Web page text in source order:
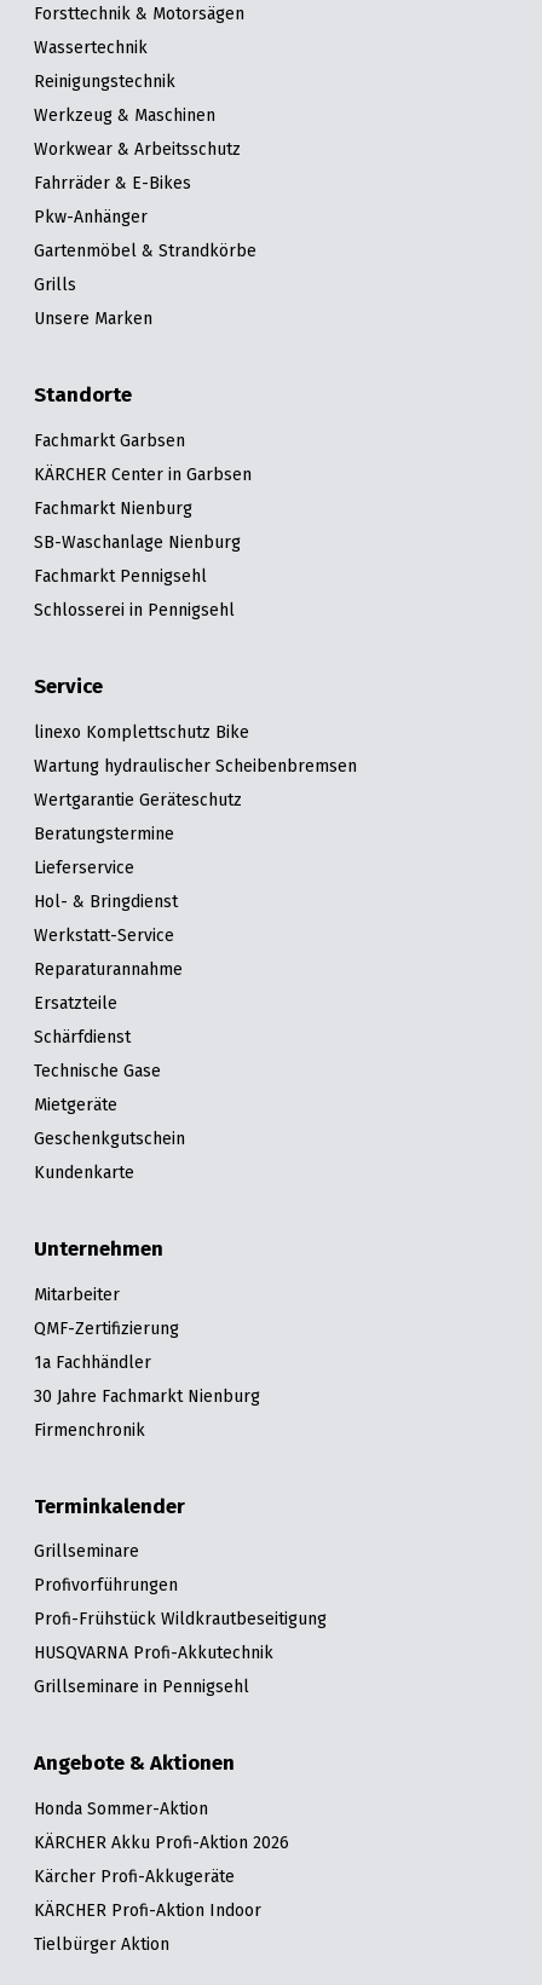
Forsttechnik & Motorsägen
Wassertechnik
Reinigungstechnik
Werkzeug & Maschinen
Workwear & Arbeitsschutz
Fahrräder & E-Bikes
Pkw-Anhänger
Gartenmöbel & Strandkörbe
Grills
Unsere Marken
Standorte
Fachmarkt Garbsen
KÄRCHER Center in Garbsen
Fachmarkt Nienburg
SB-Waschanlage Nienburg
Fachmarkt Pennigsehl
Schlosserei in Pennigsehl
Service
linexo Komplettschutz Bike
Wartung hydraulischer Scheibenbremsen
Wertgarantie Geräteschutz
Beratungstermine
Lieferservice
Hol- & Bringdienst
Werkstatt-Service
Reparaturannahme
Ersatzteile
Schärfdienst
Technische Gase
Mietgeräte
Geschenkgutschein
Kundenkarte
Unternehmen
Mitarbeiter
QMF-Zertifizierung
1a Fachhändler
30 Jahre Fachmarkt Nienburg
Firmenchronik
Terminkalender
Grillseminare
Profivorführungen
Profi-Frühstück Wildkrautbeseitigung
HUSQVARNA Profi-Akkutechnik
Grillseminare in Pennigsehl
Angebote & Aktionen
Honda Sommer-Aktion
KÄRCHER Akku Profi-Aktion 2026
Kärcher Profi-Akkugeräte
KÄRCHER Profi-Aktion Indoor
Tielbürger Aktion